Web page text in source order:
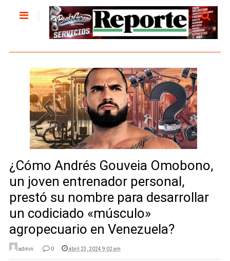
¿Cómo Andrés Gouveia Omobono,
un joven entrenador personal,
prestó su nombre para desarrollar
un codiciado «músculo»
agropecuario en Venezuela?
admin 0 abril 23, 2024 9:02 am